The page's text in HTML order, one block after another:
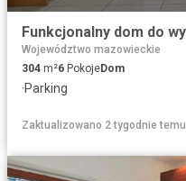
Województwo mazowieckie
304 m²6 PokojeDom
·Parking
Zaktualizowano 2 tygodnie temu